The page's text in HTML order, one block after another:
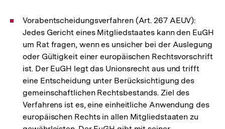
Vorabentscheidungsverfahren (Art. 267 AEUV):
Jedes Gericht eines Mitgliedstaates kann den EuGH
um Rat fragen, wenn es unsicher bei der Auslegung
oder Gültigkeit einer europäischen Rechtsvorschrift
ist. Der EuGH legt das Unionsrecht aus und trifft
eine Entscheidung unter Berücksichtigung des
gemeinschaftlichen Rechtsbestands. Ziel des
Verfahrens ist es, eine einheitliche Anwendung des
europäischen Rechts in allen Mitgliedstaaten zu